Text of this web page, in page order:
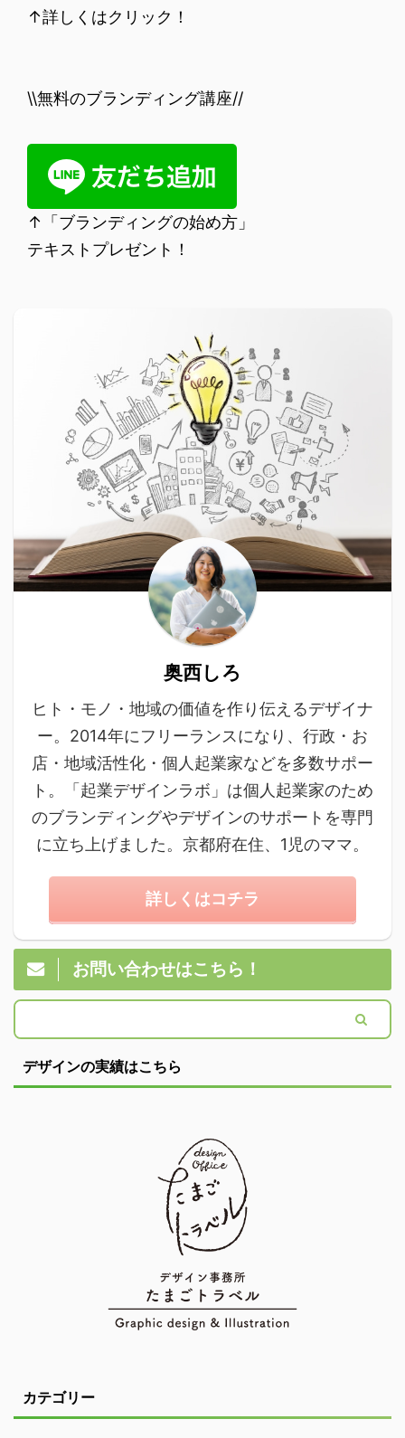
↑詳しくはクリック！
\\無料のブランディング講座//
↑「ブランディングの始め方」
テキストプレゼント！
奥西しろ
ヒト・モノ・地域の価値を作り伝えるデザイナ
ー。2014年にフリーランスになり、行政・お
店・地域活性化・個人起業家などを多数サポー
ト。「起業デザインラボ」は個人起業家のため
のブランディングやデザインのサポートを専門
に立ち上げました。京都府在住、1児のママ。
詳しくはコチラ
お問い合わせはこちら！
デザインの実績はこちら
カテゴリー